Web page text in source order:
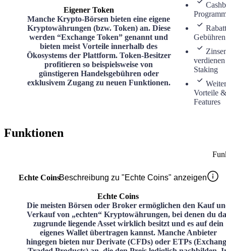
Eigener Token
Manche Krypto-Börsen bieten eine eigene
Kryptowährungen (bzw. Token) an. Diese
werden “Exchange Token” genannt und
bieten meist Vorteile innerhalb des
Ökosystems der Plattform. Token-Besitzer
profitieren so beispielsweise von
günstigeren Handelsgebühren oder
exklusivem Zugang zu neuen Funktionen.
Gebühren
Staking
Vorteile &
Features
Funktionen
Echte CoinsBeschreibung zu "Echte Coins" anzeigen
Echte Coins
Die meisten Börsen oder Broker ermöglichen den Kauf
Verkauf von „echten“ Kryptowährungen, bei denen du
zugrunde liegende Asset wirklich besitzt und es auf dein
eigenes Wallet übertragen kannst. Manche Anbieter
hingegen bieten nur Derivate (CFDs) oder ETPs